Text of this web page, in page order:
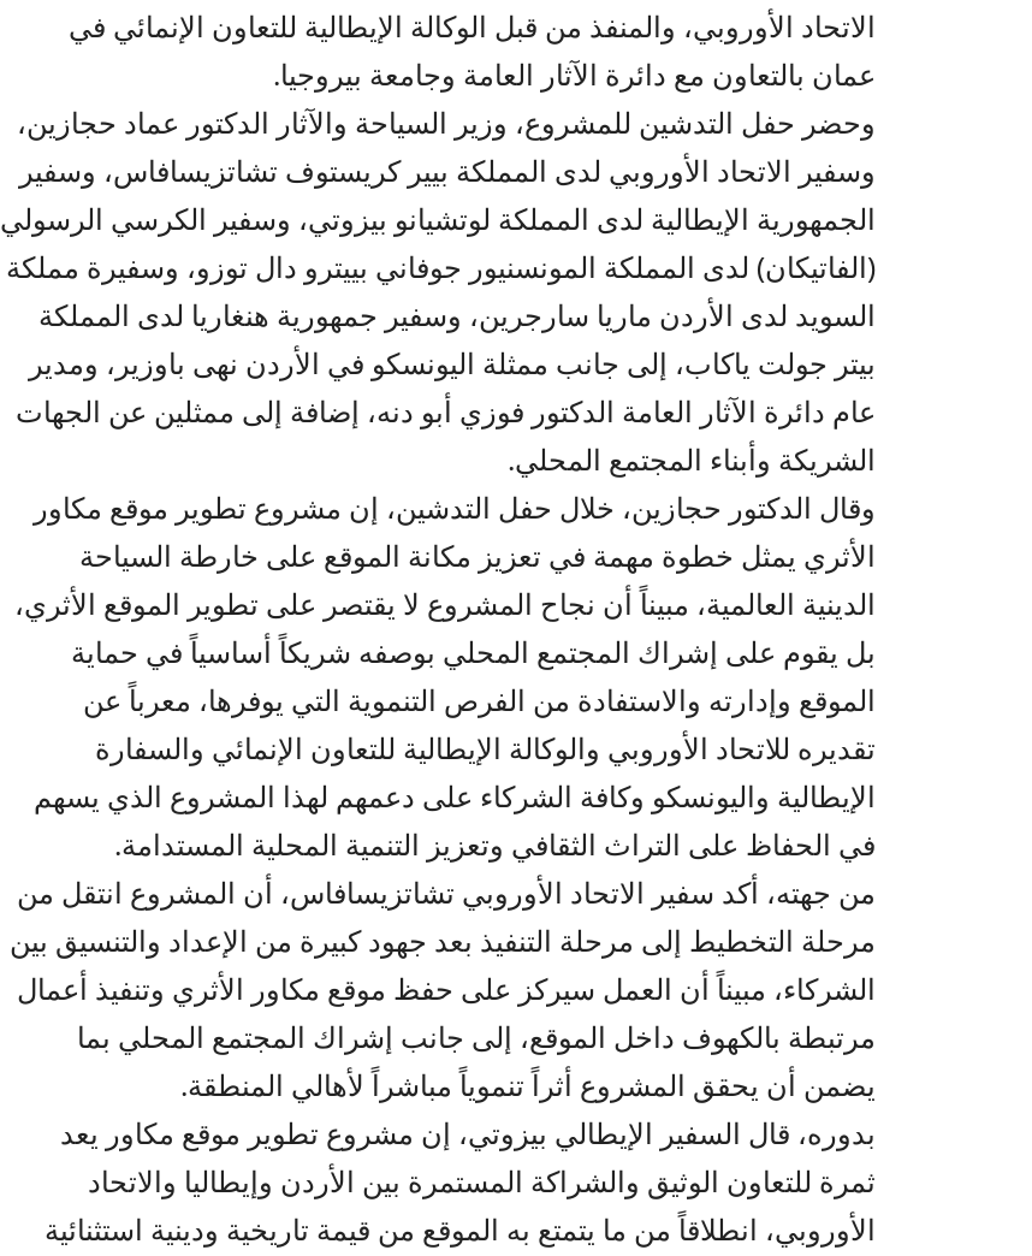
الاتحاد الأوروبي، والمنفذ من قبل الوكالة الإيطالية للتعاون الإنمائي في
عمان بالتعاون مع دائرة الآثار العامة وجامعة بيروجيا.
وحضر حفل التدشين للمشروع، وزير السياحة والآثار الدكتور عماد حجازين،
وسفير الاتحاد الأوروبي لدى المملكة بيير كريستوف تشاتزيسافاس، وسفير
الجمهورية الإيطالية لدى المملكة لوتشيانو بيزوتي، وسفير الكرسي الرسولي
(الفاتيكان) لدى المملكة المونسنيور جوفاني بييترو دال توزو، وسفيرة مملكة
السويد لدى الأردن ماريا سارجرين، وسفير جمهورية هنغاريا لدى المملكة
بيتر جولت ياكاب، إلى جانب ممثلة اليونسكو في الأردن نهى باوزير، ومدير
عام دائرة الآثار العامة الدكتور فوزي أبو دنه، إضافة إلى ممثلين عن الجهات
الشريكة وأبناء المجتمع المحلي.
وقال الدكتور حجازين، خلال حفل التدشين، إن مشروع تطوير موقع مكاور
الأثري يمثل خطوة مهمة في تعزيز مكانة الموقع على خارطة السياحة
الدينية العالمية، مبيناً أن نجاح المشروع لا يقتصر على تطوير الموقع الأثري،
بل يقوم على إشراك المجتمع المحلي بوصفه شريكاً أساسياً في حماية
الموقع وإدارته والاستفادة من الفرص التنموية التي يوفرها، معرباً عن
تقديره للاتحاد الأوروبي والوكالة الإيطالية للتعاون الإنمائي والسفارة
الإيطالية واليونسكو وكافة الشركاء على دعمهم لهذا المشروع الذي يسهم
في الحفاظ على التراث الثقافي وتعزيز التنمية المحلية المستدامة.
من جهته، أكد سفير الاتحاد الأوروبي تشاتزيسافاس، أن المشروع انتقل من
مرحلة التخطيط إلى مرحلة التنفيذ بعد جهود كبيرة من الإعداد والتنسيق بين
الشركاء، مبيناً أن العمل سيركز على حفظ موقع مكاور الأثري وتنفيذ أعمال
مرتبطة بالكهوف داخل الموقع، إلى جانب إشراك المجتمع المحلي بما
يضمن أن يحقق المشروع أثراً تنموياً مباشراً لأهالي المنطقة.
بدوره، قال السفير الإيطالي بيزوتي، إن مشروع تطوير موقع مكاور يعد
ثمرة للتعاون الوثيق والشراكة المستمرة بين الأردن وإيطاليا والاتحاد
الأوروبي، انطلاقاً من ما يتمتع به الموقع من قيمة تاريخية ودينية استثنائية